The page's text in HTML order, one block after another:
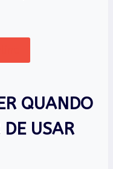
QUANDO
DE USAR